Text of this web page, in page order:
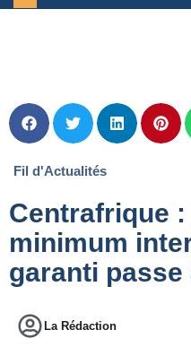
Fil d'Actualités
Centrafrique
minimum
garanti passe
La Rédaction